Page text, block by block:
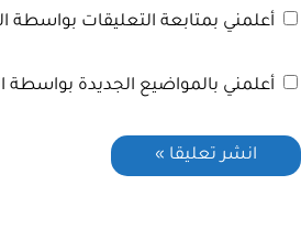
أعلمني بمتابعة التعليقات بواسطة
أعلمني بالمواضيع الجديدة بواسطة